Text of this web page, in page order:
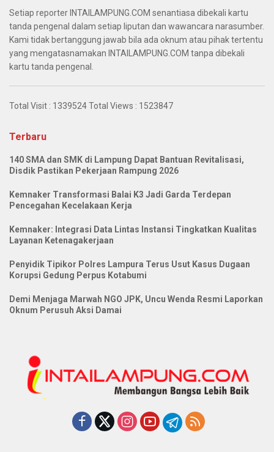
Setiap reporter INTAILAMPUNG.COM senantiasa dibekali kartu
tanda pengenal dalam setiap liputan dan wawancara narasumber.
Kami tidak bertanggung jawab bila ada oknum atau pihak tertentu
yang mengatasnamakan INTAILAMPUNG.COM tanpa dibekali
kartu tanda pengenal.
Total Visit : 1339524Total Views : 1523847
Terbaru
140 SMA dan SMK di Lampung Dapat Bantuan Revitalisasi,
Disdik Pastikan Pekerjaan Rampung 2026
Kemnaker Transformasi Balai K3 Jadi Garda Terdepan
Pencegahan Kecelakaan Kerja
Kemnaker: Integrasi Data Lintas Instansi Tingkatkan Kualitas
Layanan Ketenagakerjaan
Penyidik Tipikor Polres Lampura Terus Usut Kasus Dugaan
Korupsi Gedung Perpus Kotabumi
Demi Menjaga Marwah NGO JPK, Uncu Wenda Resmi Laporkan
Oknum Perusuh Aksi Damai